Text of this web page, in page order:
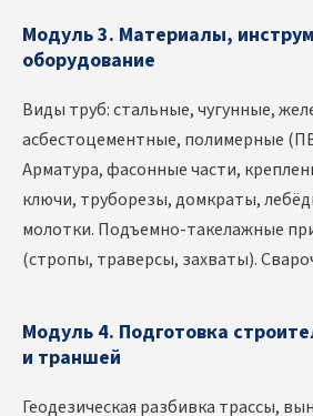
Модуль 3. Материалы,
оборудование
Виды труб: стальные, чугунные,
асбестоцементные, полимерные
Арматура, фасонные части,
ключи, труборезы, домкраты,
молотки. Подъемно-такелажные
(стропы, траверсы, захваты).
Модуль 4. Подготовка
и траншей
Геодезическая разбивка трассы,